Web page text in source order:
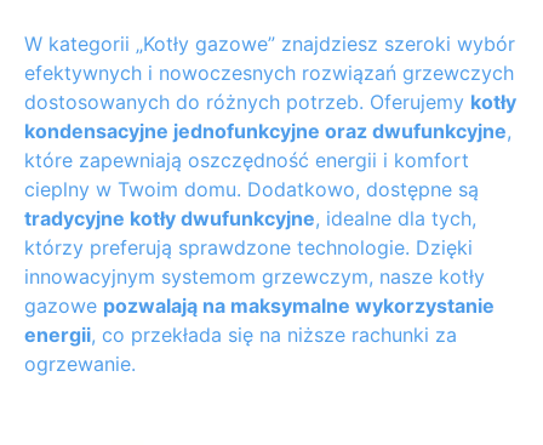
W kategorii „Kotły gazowe” znajdziesz szeroki wybór
efektywnych i nowoczesnych rozwiązań grzewczych
dostosowanych do różnych potrzeb. Oferujemy kotły
kondensacyjne jednofunkcyjne oraz dwufunkcyjne,
które zapewniają oszczędność energii i komfort
cieplny w Twoim domu. Dodatkowo, dostępne są
tradycyjne kotły dwufunkcyjne, idealne dla tych,
którzy preferują sprawdzone technologie. Dzięki
innowacyjnym systemom grzewczym, nasze kotły
gazowe pozwalają na maksymalne wykorzystanie
energii, co przekłada się na niższe rachunki za
ogrzewanie.